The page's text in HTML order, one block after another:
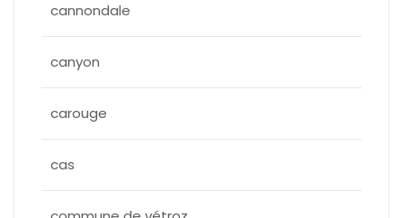
cannondale
canyon
carouge
cas